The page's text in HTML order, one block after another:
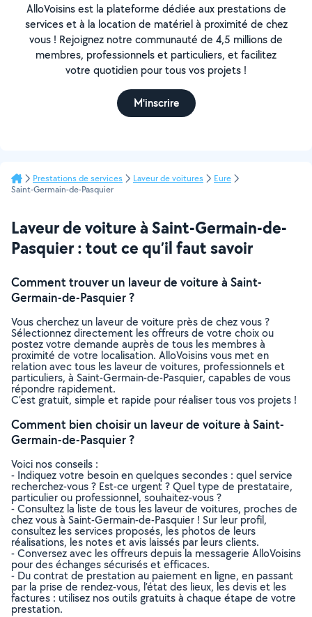
AlloVoisins est la plateforme dédiée aux prestations de
services et à la location de matériel à proximité de chez
vous ! Rejoignez notre communauté de 4,5 millions de
membres, professionnels et particuliers, et facilitez
votre quotidien pour tous vos projets !
M'inscrire
Prestations de services Laveur de voitures
Eure
Saint-Germain-de-Pasquier
Laveur de voiture à Saint-Germain-de-
Pasquier : tout ce qu’il faut savoir
Comment trouver un laveur de voiture à Saint-
Germain-de-Pasquier ?
Vous cherchez un laveur de voiture près de chez vous ?
Sélectionnez directement les offreurs de votre choix ou
postez votre demande auprès de tous les membres à
proximité de votre localisation. AlloVoisins vous met en
relation avec tous les laveur de voitures, professionnels et
particuliers, à Saint-Germain-de-Pasquier, capables de vous
répondre rapidement.
C’est gratuit, simple et rapide pour réaliser tous vos projets !
Comment bien choisir un laveur de voiture à Saint-
Germain-de-Pasquier ?
Voici nos conseils :
- Indiquez votre besoin en quelques secondes : quel service
recherchez-vous ? Est-ce urgent ? Quel type de prestataire,
particulier ou professionnel, souhaitez-vous ?
- Consultez la liste de tous les laveur de voitures, proches de
chez vous à Saint-Germain-de-Pasquier ! Sur leur profil,
consultez les services proposés, les photos de leurs
réalisations, les notes et avis laissés par leurs clients.
- Conversez avec les offreurs depuis la messagerie AlloVoisins
pour des échanges sécurisés et efficaces.
- Du contrat de prestation au paiement en ligne, en passant
par la prise de rendez-vous, l’état des lieux, les devis et les
factures : utilisez nos outils gratuits à chaque étape de votre
prestation.